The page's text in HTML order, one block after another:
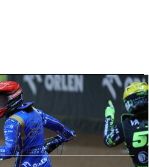
Zmarzlik pobił
Pewnie zmierza